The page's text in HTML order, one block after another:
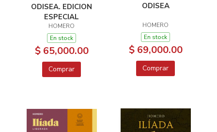
ODISEA. EDICION
ESPECIAL
HOMERO
En stock
$ 65,000.00
Comprar
ODISEA
HOMERO
En stock
$ 69,000.00
Comprar